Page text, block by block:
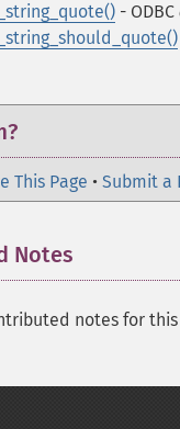
-
This Page • Submit a
Notes
notes for this